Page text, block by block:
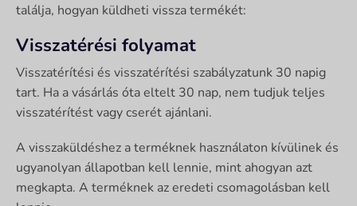
találja, hogyan küldheti vissza termékét:
Visszatérési folyamat
Visszatérítési és visszatérítési szabályzatunk 30 napig
tart. Ha a vásárlás óta eltelt 30 nap, nem tudjuk teljes
visszatérítést vagy cserét ajánlani.
A visszaküldéshez a terméknek használaton kívülinek és
ugyanolyan állapotban kell lennie, mint ahogyan azt
megkapta. A terméknek az eredeti csomagolásban kell